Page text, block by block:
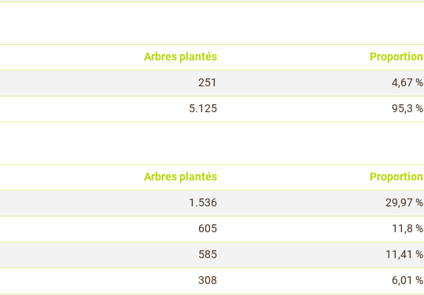
Arbres plantés
Proportion
251
4,67 %
5.125 95,3 %
Arbres plantés
Proportion
1.536
29,97 %
605
11,8 %
585
11,41 %
308
6,01 %